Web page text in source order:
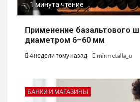
1 минута чтение
Применение базальтового
диаметром 6–60 мм
4 недели тому назад mirmetalla_u
БАНКИ И МАГАЗИНЫ